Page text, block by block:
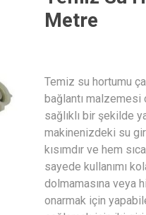
Metre
Temiz su hortumu
bağlantı malzemesi
sağlıklı bir şekilde
makinenizdeki su
kısımdır ve hem
sayede kullanımı
dolmamasına veya
onarmak için